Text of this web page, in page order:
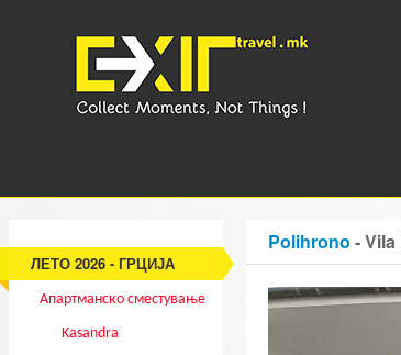
ЛЕТО 2026 - ГРЦИЈА
Апартманско сместување
Kasandra
Polihrono - Vila